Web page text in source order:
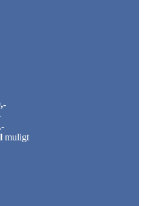
muligt